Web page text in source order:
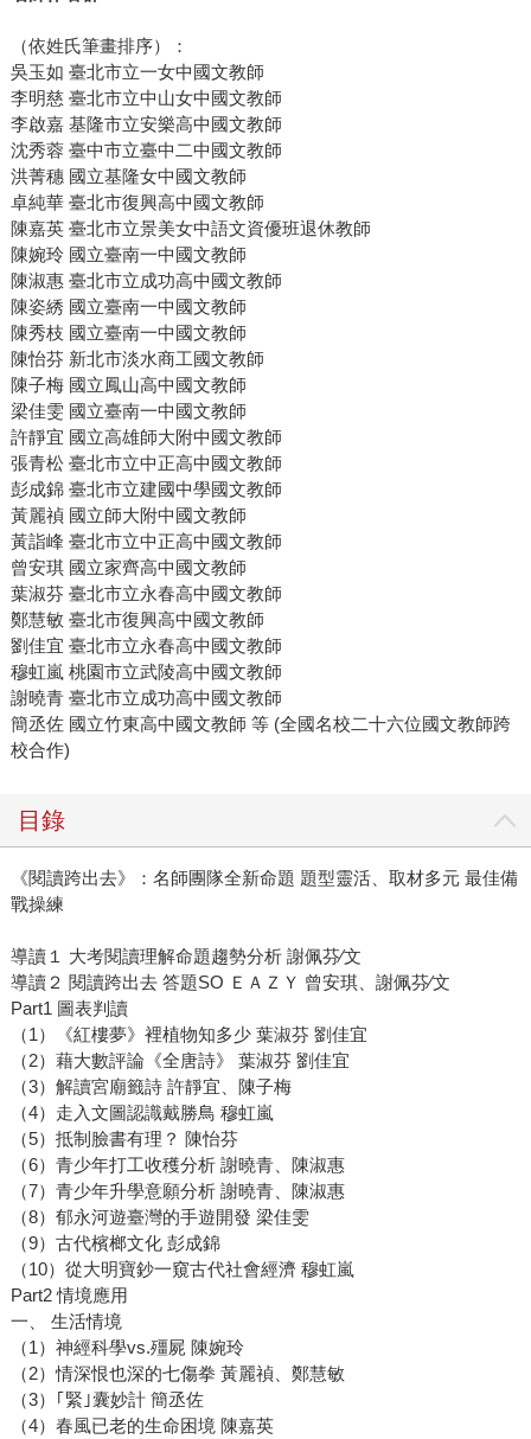
（依姓氏筆畫排序）：
吳玉如 臺北市立一女中國文教師
李明慈 臺北市立中山女中國文教師
李啟嘉 基隆市立安樂高中國文教師
沈秀蓉 臺中市立臺中二中國文教師
洪菁穗 國立基隆女中國文教師
卓純華 臺北市復興高中國文教師
陳嘉英 臺北市立景美女中語文資優班退休教師
陳婉玲 國立臺南一中國文教師
陳淑惠 臺北市立成功高中國文教師
陳姿綉 國立臺南一中國文教師
陳秀枝 國立臺南一中國文教師
陳怡芬 新北市淡水商工國文教師
陳子梅 國立鳳山高中國文教師
梁佳雯 國立臺南一中國文教師
許靜宜 國立高雄師大附中國文教師
張青松 臺北市立中正高中國文教師
彭成錦 臺北市立建國中學國文教師
黃麗禎 國立師大附中國文教師
黃詣峰 臺北市立中正高中國文教師
曾安琪 國立家齊高中國文教師
葉淑芬 臺北市立永春高中國文教師
鄭慧敏 臺北市復興高中國文教師
劉佳宜 臺北市立永春高中國文教師
穆虹嵐 桃園市立武陵高中國文教師
謝曉青 臺北市立成功高中國文教師
簡丞佐 國立竹東高中國文教師 等 (全國名校二十六位國文教師跨
校合作)
目錄
《閱讀跨出去》：名師團隊全新命題 題型靈活、取材多元 最佳備
戰操練
導讀１ 大考閱讀理解命題趨勢分析 謝佩芬∕文
導讀２ 閱讀跨出去 答題SO ＥＡＺＹ 曾安琪、謝佩芬∕文
Part1 圖表判讀
（1）《紅樓夢》裡植物知多少 葉淑芬 劉佳宜
（2）藉大數評論《全唐詩》 葉淑芬 劉佳宜
（3）解讀宮廟籤詩 許靜宜、陳子梅
（4）走入文圖認識戴勝鳥 穆虹嵐
（5）抵制臉書有理？ 陳怡芬
（6）青少年打工收穫分析 謝曉青、陳淑惠
（7）青少年升學意願分析 謝曉青、陳淑惠
（8）郁永河遊臺灣的手遊開發 梁佳雯
（9）古代檳榔文化 彭成錦
（10）從大明寶鈔一窺古代社會經濟 穆虹嵐
Part2 情境應用
一、 生活情境
（1）神經科學vs.殭屍 陳婉玲
（2）情深恨也深的七傷拳 黃麗禎、鄭慧敏
（3）｢緊｣囊妙計 簡丞佐
（4）春風已老的生命困境 陳嘉英